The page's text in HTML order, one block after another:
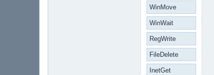
WinMove
WinWait
RegWrite
FileDelete
InetGet